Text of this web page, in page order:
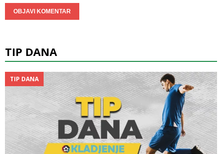
TIP DANA
TIP DANA